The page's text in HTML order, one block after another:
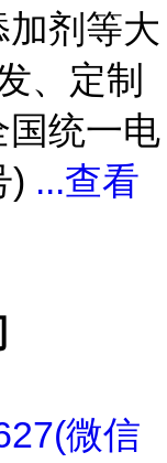
剂等大
、定制
国统一电
) ...查看
微信